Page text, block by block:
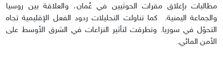
مطالبات بإغلاق مقرات الحوثيين في عُمان، والعلاقة بين روسيا
والجماعة اليمنية. كما تناولت التحليلات ردود الفعل الإقليمية تجاه
التحوّل في سوريا. وتطرقت لتأثير النزاعات في الشرق الأوسط على
الأمن المائي.